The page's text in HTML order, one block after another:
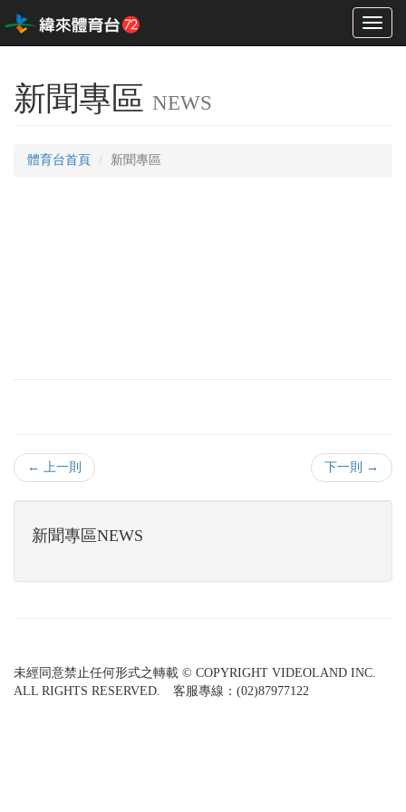
Toggle
新聞專區 NEWS
體育台首頁 新聞專區
← 上一則 下一則 →
新聞專區NEWS
未經同意禁止任何形式之轉載 © COPYRIGHT VIDEOLAND INC.
ALL RIGHTS RESERVED. 客服專線：(02)87977122